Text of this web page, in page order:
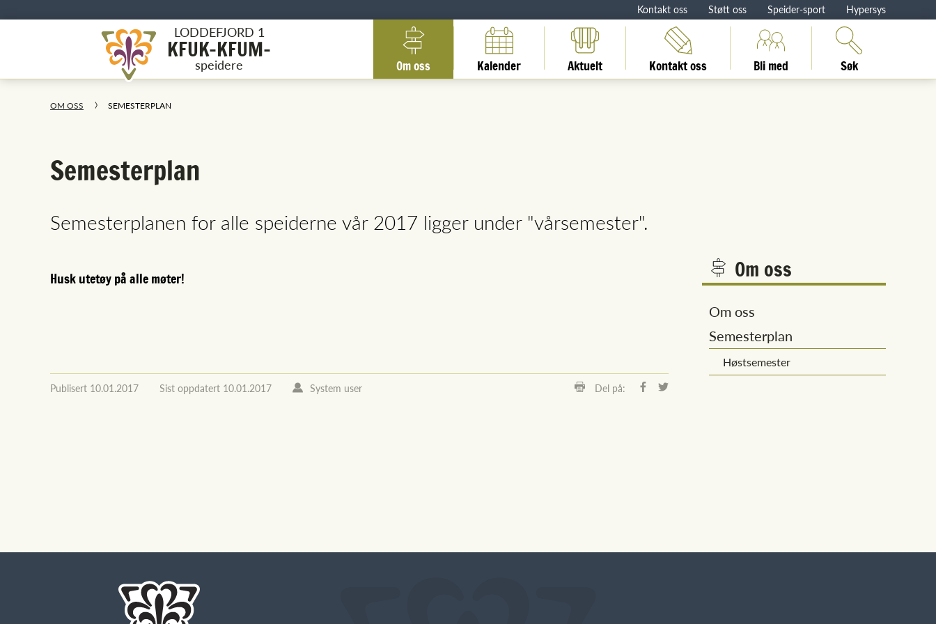
Kontakt oss Støtt oss Speider-sport Hypersys
LODDEFJORD 1
KFUK-KFUM-
speidere Om oss Kalender Aktuelt Kontakt oss Bli med Søk
OM OSS SEMESTERPLAN
Semesterplan
Semesterplanen for alle speiderne vår 2017 ligger under "vårsemester".
Husk utetøy på alle møter!
Publisert 10.01.2017 Sist oppdatert 10.01.2017 System user Del på:
Om oss
Om oss
Semesterplan
Høstsemester